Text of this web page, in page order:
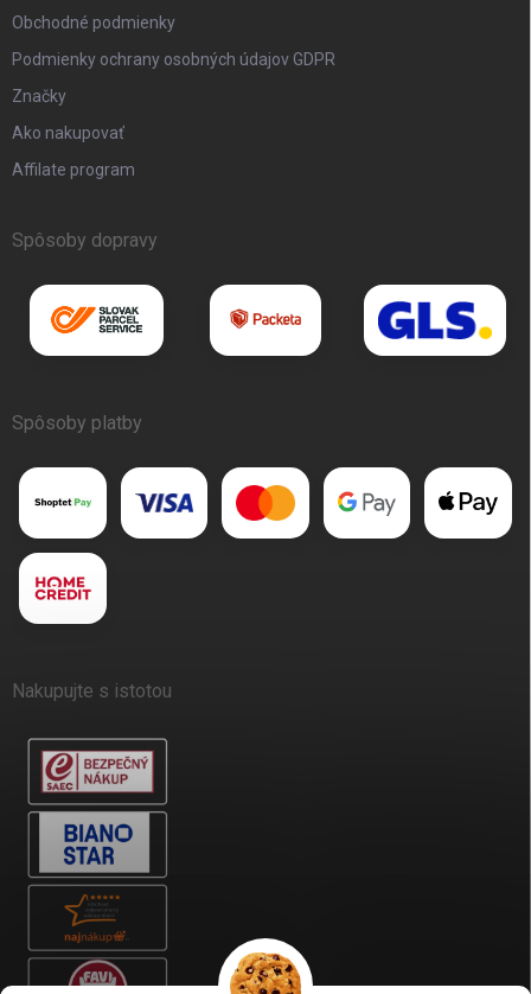
Obchodné podmienky
Podmienky ochrany osobných údajov GDPR
Značky
Ako nakupovať
Affilate program
Spôsoby dopravy
Spôsoby platby
Nakupujte s istotou